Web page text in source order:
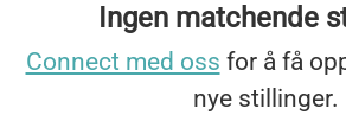
Ingen matchende
Connect med oss for å få
nye stillinger.